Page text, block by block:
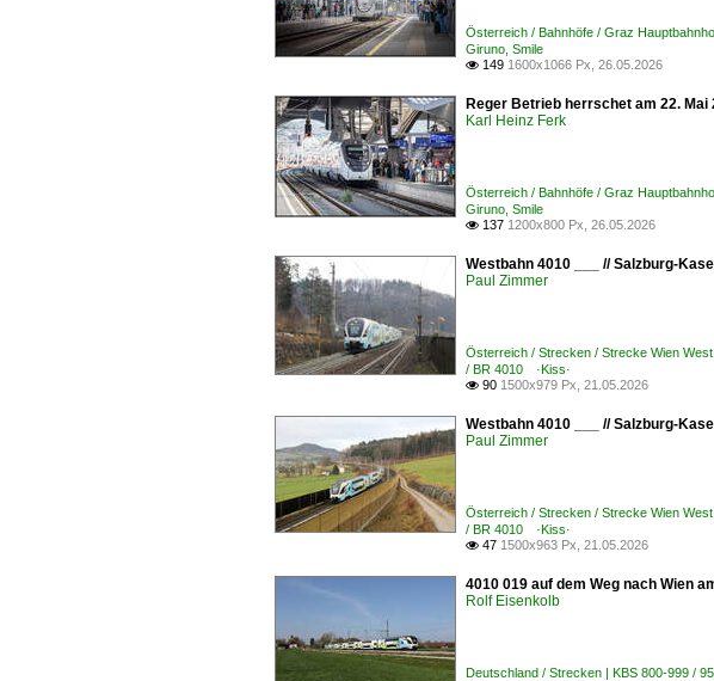
Österreich / Bahnhöfe / Graz
Giruno, Smile
 149 1600x1066 Px, 26.05.2026
Reger Betrieb herrschet am 22. Mai
Karl Heinz Ferk
Österreich / Bahnhöfe / Graz
Giruno, Smile
 137 1200x800 Px, 26.05.2026
Westbahn 4010 ___ // Salzburg-
Paul Zimmer
Österreich / Strecken / Strecke Wien
/ BR 4010 ·Kiss·
 90 1500x979 Px, 21.05.2026
Westbahn 4010 ___ // Salzburg-
Paul Zimmer
Österreich / Strecken / Strecke Wien
/ BR 4010 ·Kiss·
 47 1500x963 Px, 21.05.2026
4010 019 auf dem Weg nach Wien
Rolf Eisenkolb
Deutschland / Strecken | KBS 800-999 /